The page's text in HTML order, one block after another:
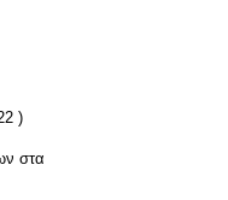
)
στα